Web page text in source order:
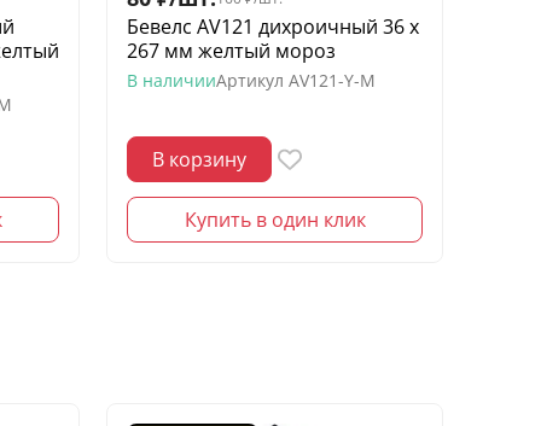
Бевелс AV121 дихроичный 36 х
267 мм желтый мороз
В наличииАртикул AV121-Y-M
В корзину
Купить в один клик